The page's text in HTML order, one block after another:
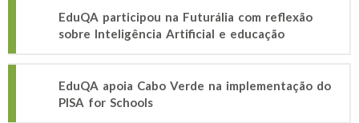
EduQA participou na Futurália com reflexão
sobre Inteligência Artificial e educação
EduQA apoia Cabo Verde na implementação do
PISA for Schools